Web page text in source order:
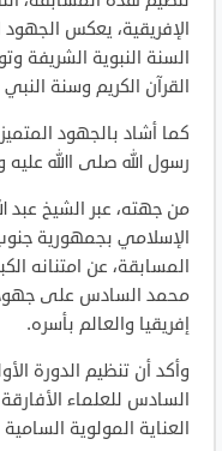
الإفريقية، يعكس
السنة النبوية
القرآن الكريم وسنة النبي
كما أشاد بالجهود
رسول الله صلى االله
من جهته، عبر الشيخ عبد
الإسلامي بجمهورية
المسابقة، عن امتنانه
محمد السادس على
إفريقيا والعالم بأسره.
وأكد أن تنظيم الدورة
السادس للعلماء
العناية المولوية